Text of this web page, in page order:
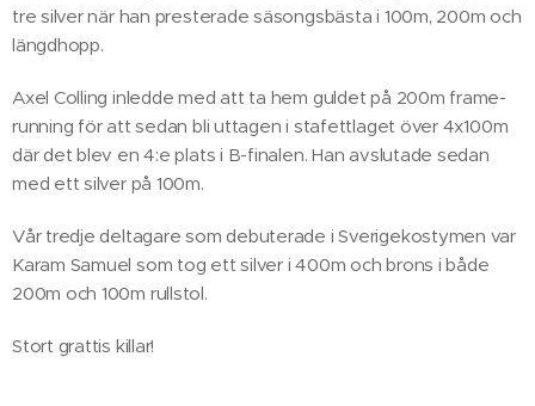
tre silver när han presterade säsongsbästa i 100m, 200m och
längdhopp.
Axel Colling inledde med att ta hem guldet på 200m frame-
running för att sedan bli uttagen i stafettlaget över 4x100m
där det blev en 4:e plats i B-finalen. Han avslutade sedan
med ett silver på 100m.
Vår tredje deltagare som debuterade i Sverigekostymen var
Karam Samuel som tog ett silver i 400m och brons i både
200m och 100m rullstol.
Stort grattis killar!